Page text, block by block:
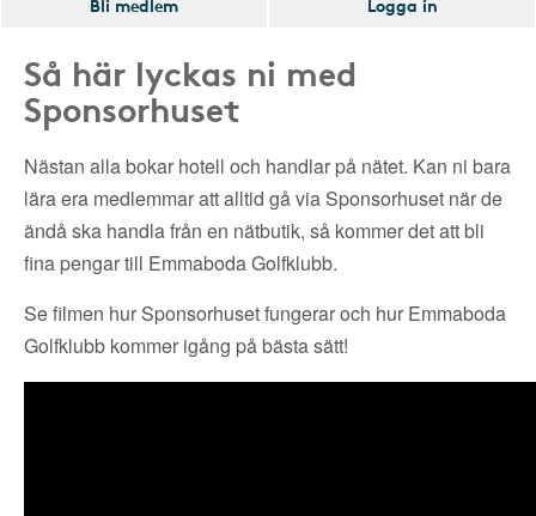
Bli medlem
Logga in
Så här lyckas ni med
Sponsorhuset
Nästan alla bokar hotell och handlar på nätet. Kan ni bara
lära era medlemmar att alltid gå via Sponsorhuset när de
ändå ska handla från en nätbutik, så kommer det att bli
fina pengar till Emmaboda Golfklubb.
Se filmen hur Sponsorhuset fungerar och hur Emmaboda
Golfklubb kommer igång på bästa sätt!